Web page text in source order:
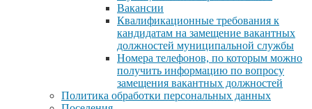
Вакансии
Квалификационные требования к
кандидатам на замещение вакантных
должностей муниципальной службы
Номера телефонов, по которым можно
получить информацию по вопросу
замещения вакантных должностей
Политика обработки персональных данных